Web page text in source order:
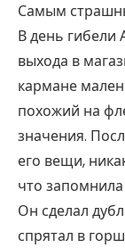
Самым
В день гибели
выхода в
кармане
похожий на
значения.
его вещи,
что
Он сделал
спрятал в